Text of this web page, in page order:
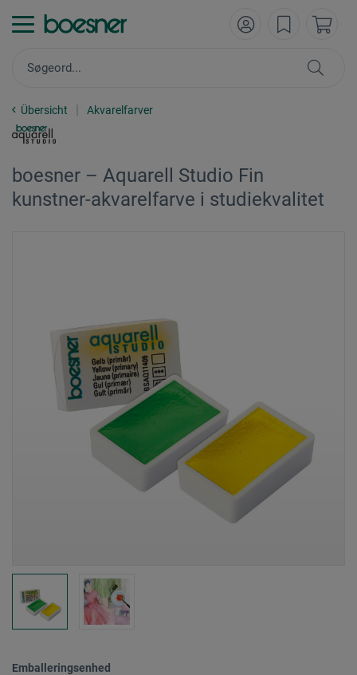
Übersicht Akvarelfarver
boesner – Aquarell Studio Fin
kunstner-akvarelfarve i studiekvalitet
Emballeringsenhed